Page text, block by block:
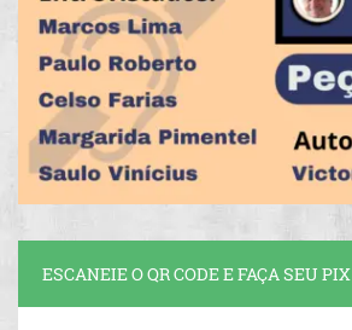
ESCANEIE O QR CODE E FAÇA SEU PIX